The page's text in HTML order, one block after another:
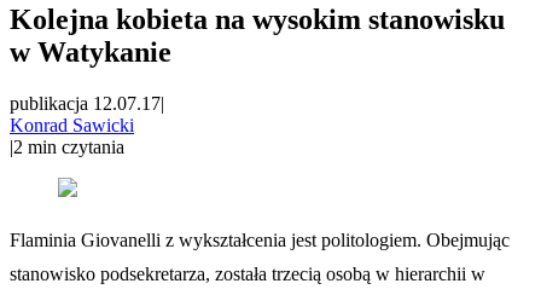
Kolejna kobieta na wysokim stanowisku
w Watykanie
publikacja 12.07.17|
Konrad Sawicki
|2 min czytania
Flaminia Giovanelli z wykształcenia jest politologiem. Obejmując
stanowisko podsekretarza, została trzecią osobą w hierarchii w